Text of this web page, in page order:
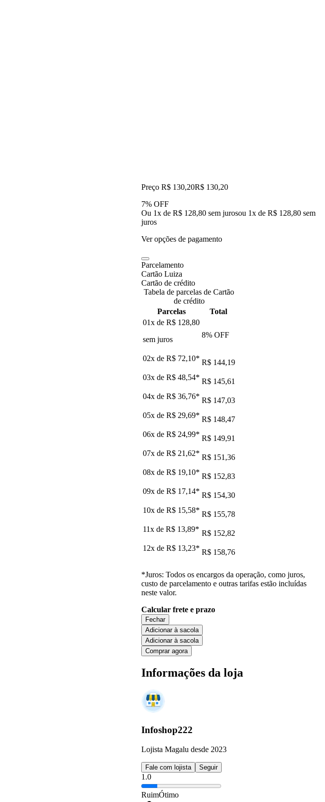
Preço R$ 130,20R$ 130,20
7% OFF
Ou 1x de R$ 128,80 sem jurosou 1x de R$ 128,80 sem
juros
Ver opções de pagamento
Parcelamento
Cartão Luiza
Cartão de crédito
Tabela de parcelas de Cartão
de crédito
Parcelas
Total
01x de R$ 128,80
sem juros
8% OFF
02x de R$ 72,10* R$ 144,19
03x de R$ 48,54* R$ 145,61
04x de R$ 36,76* R$ 147,03
05x de R$ 29,69* R$ 148,47
06x de R$ 24,99* R$ 149,91
07x de R$ 21,62* R$ 151,36
08x de R$ 19,10* R$ 152,83
09x de R$ 17,14* R$ 154,30
10x de R$ 15,58* R$ 155,78
11x de R$ 13,89* R$ 152,82
12x de R$ 13,23* R$ 158,76
*Juros: Todos os encargos da operação, como juros,
custo de parcelamento e outras tarifas estão incluídas
neste valor.
Calcular frete e prazo
Fechar
Adicionar à sacola
Adicionar à sacola
Comprar agora
Informações da loja
Infoshop222
Lojista Magalu desde 2023
Fale com lojista Seguir
1.0
RuimÓtimo